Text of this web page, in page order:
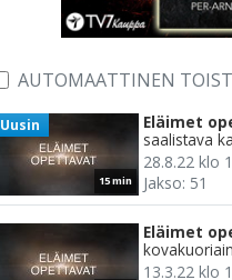
AUTOMAATTINEN
15 min
Uusin Eläimet
saalistava
28.8.22 klo
Jakso: 51
Eläimet
13.3.22 klo